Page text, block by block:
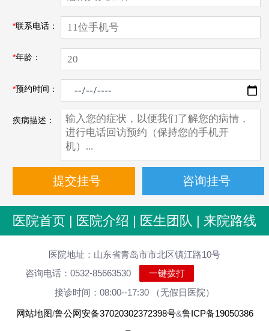
*联系电话：
*年龄：
*预约时间：
疾病描述：
医院首页 | 医院介绍 | 医生团队 | 来院路线
医院地址：山东省青岛市市北区镇江路10号
咨询电话：0532-85663530
一键拨打
接诊时间：08:00--17:30 （无假日医院）
网站地图/鲁公网安备37020302372398号&鲁ICP备19050386